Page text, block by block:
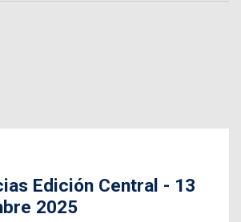
Edición Central - 13
2025